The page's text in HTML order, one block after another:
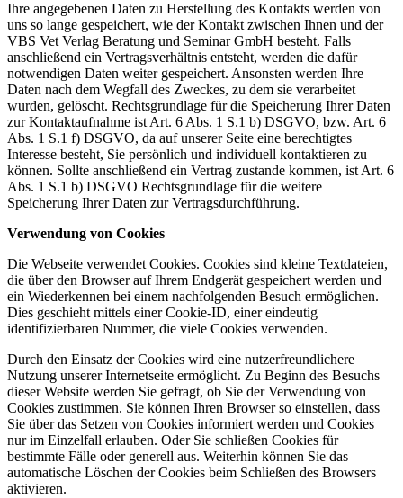
Ihre angegebenen Daten zu Herstellung des Kontakts werden von
uns so lange gespeichert, wie der Kontakt zwischen Ihnen und der
VBS Vet Verlag Beratung und Seminar GmbH besteht. Falls
anschließend ein Vertragsverhältnis entsteht, werden die dafür
notwendigen Daten weiter gespeichert. Ansonsten werden Ihre
Daten nach dem Wegfall des Zweckes, zu dem sie verarbeitet
wurden, gelöscht. Rechtsgrundlage für die Speicherung Ihrer Daten
zur Kontaktaufnahme ist Art. 6 Abs. 1 S.1 b) DSGVO, bzw. Art. 6
Abs. 1 S.1 f) DSGVO, da auf unserer Seite eine berechtigtes
Interesse besteht, Sie persönlich und individuell kontaktieren zu
können. Sollte anschließend ein Vertrag zustande kommen, ist Art. 6
Abs. 1 S.1 b) DSGVO Rechtsgrundlage für die weitere
Speicherung Ihrer Daten zur Vertragsdurchführung.
Verwendung von Cookies
Die Webseite verwendet Cookies. Cookies sind kleine Textdateien,
die über den Browser auf Ihrem Endgerät gespeichert werden und
ein Wiederkennen bei einem nachfolgenden Besuch ermöglichen.
Dies geschieht mittels einer Cookie-ID, einer eindeutig
identifizierbaren Nummer, die viele Cookies verwenden.
Durch den Einsatz der Cookies wird eine nutzerfreundlichere
Nutzung unserer Internetseite ermöglicht. Zu Beginn des Besuchs
dieser Website werden Sie gefragt, ob Sie der Verwendung von
Cookies zustimmen. Sie können Ihren Browser so einstellen, dass
Sie über das Setzen von Cookies informiert werden und Cookies
nur im Einzelfall erlauben. Oder Sie schließen Cookies für
bestimmte Fälle oder generell aus. Weiterhin können Sie das
automatische Löschen der Cookies beim Schließen des Browsers
aktivieren.